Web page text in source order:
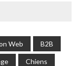
Web B2B
Chiens